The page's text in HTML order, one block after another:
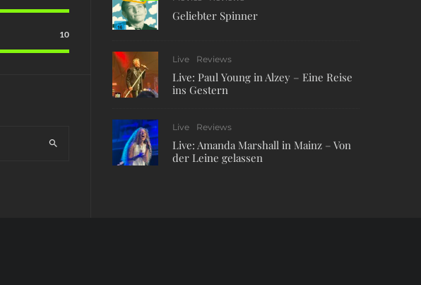
10
Geliebter Spinner
Live Reviews
Live: Paul Young in Alzey – Eine Reise
ins Gestern
Live Reviews
Live: Amanda Marshall in Mainz – Von
der Leine gelassen